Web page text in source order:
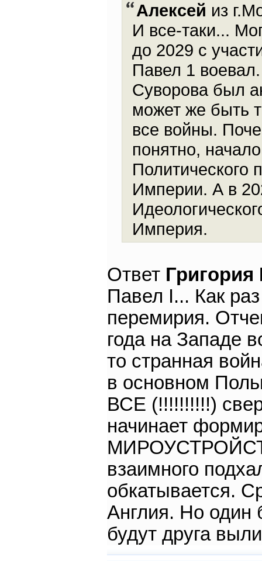
Алексей из
И все-таки...
до 2029 с
Павел 1
Суворова был
может же быть
все войны.
понятно,
Политического
Империи. А в
Империя.
Ответ
Павел I... Как
перемирия.
года на Западе
то странная
в основном
ВСЕ (!!!!!!!!!!)
начинает
взаимного
обкатывается.
Англия. Но один
будут друга